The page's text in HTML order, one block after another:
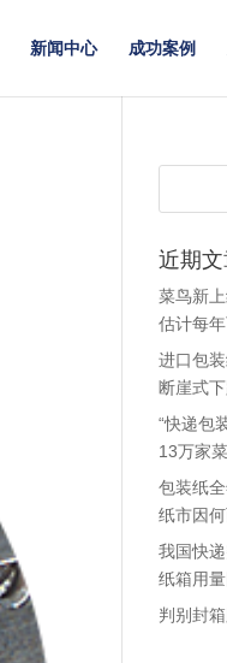
新闻中心 成功案例
近期
菜鸟新
估计每
进口包
断崖式
“快递包
13万家
包装纸
纸市因
我国快
纸箱用
判别封